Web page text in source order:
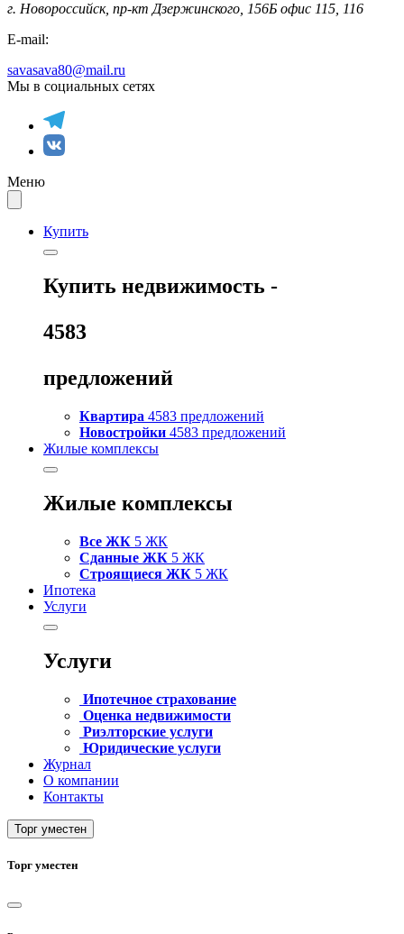
г. Новороссийск, пр-кт Дзержинского, 156Б офис 115, 116
E-mail:
savasava80@mail.ru
Мы в социальных сетях
Меню
Купить
Купить недвижимость -
4583
предложений
Квартира 4583 предложений
Новостройки 4583 предложений
Жилые комплексы
Жилые комплексы
Все ЖК 5 ЖК
Сданные ЖК 5 ЖК
Строящиеся ЖК 5 ЖК
Ипотека
Услуги
Услуги
Ипотечное страхование
Оценка недвижимости
Риэлторские услуги
Юридические услуги
Журнал
О компании
Контакты
Торг уместен
Торг уместен